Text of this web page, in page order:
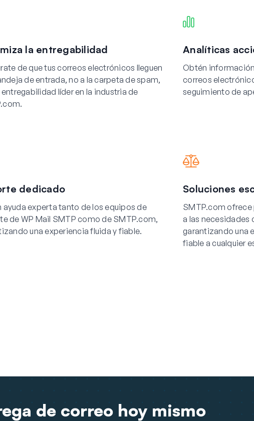
la entregabilidad
de que tus correos electrónicos lleguen
de entrada, no a la carpeta de spam,
líder en la industria de
Analíticas
Obtén
correos
seguimiento de
dedicado
ayuda experta tanto de los equipos de
de WP Mail SMTP como de SMTP.com,
una experiencia fluida y fiable.
Soluciones
SMTP.com
a las necesidades
garantizando una
fiable a cualquier
de correo hoy mismo